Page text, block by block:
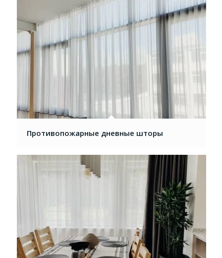
Противопожарные дневные шторы